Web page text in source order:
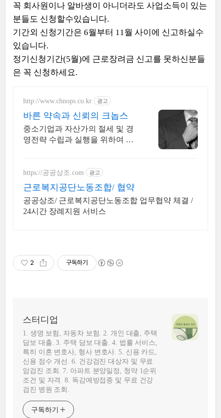
꼭 회사원이나 알바생이 아니더라도 사업소득이 있는
분들도 신청할수있습니다.
기간외 신청기간은 6월부터 11월 사이에 신고하실수
있습니다.
정기신청기간(5월)에 근로장려금 신고를 못하신분들
은 꼭 신청하세요.
http://www.chnops.co.kr 광고
바른 약속과 신뢰의 크놉스
중소기업과 자산가의 절세 및 경
영전략 수립과 실행을 위하여 최
https://공공상조.com 광고
근로복지공단노동조합/ 협약
공공상조/ 근로복지공단노동조합 업무협약 체결 /
24시간 장례지원 서비스
2 구독하기
스터디업
1. 생명 보험, 자동차 보험. 2. 개인 대출, 주택
담보 대출. 3. 주택 담보 대출. 4. 법률 서비스,
특히 이혼 변호사, 형사 변호사. 5. 신용 카드,
신용 점수 개선. 6. 건강검진 대상자 및 무료
암검진 조회. 7. 아파트 분양일정, 청약 1순위
조건 및 자격. 8. 독감예방접종 및 무료 건강
검진 병원 조회.
구독하기